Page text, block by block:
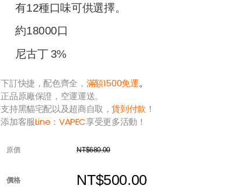
有12種口味可供選擇。
約18000口
尼古丁 3%
下訂快捷，配色齊全， 滿額1500免運。
正品原廠保證，空運運送。
支持黑貓宅配以及超商自取，貨到付款 ！
添加客服Line： VAPEC享受更多活動！
原價 NT$680.00
價格 NT$500.00